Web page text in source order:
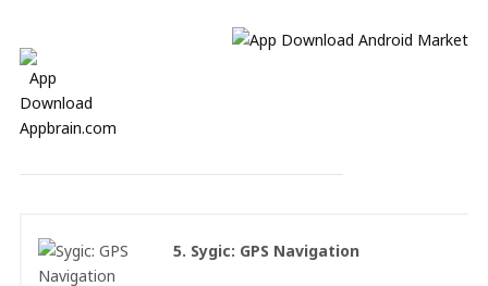
5. Sygic: GPS Navigation